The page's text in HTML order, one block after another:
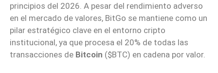
principios del 2026. A pesar del rendimiento adverso
en el mercado de valores, BitGo se mantiene como un
pilar estratégico clave en el entorno cripto
institucional, ya que procesa el 20% de todas las
transacciones de Bitcoin ($BTC) en cadena por valor.